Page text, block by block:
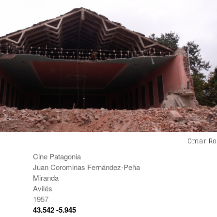
Omar
Cine Patagonia
Juan Corominas Fernández-Peña
Miranda
Avilés
1957
43.542 -5.945